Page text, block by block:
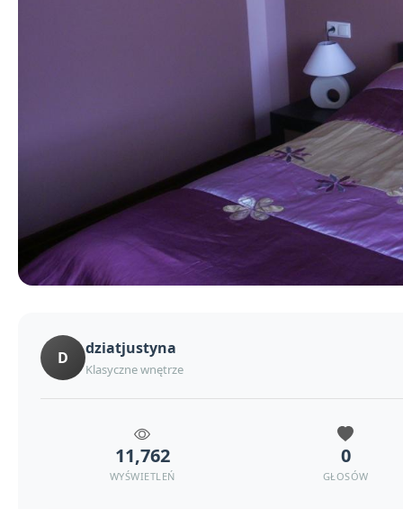
D dziatjustyna
Klasyczne wnętrze
11,762
WYŚWIETLEŃ
0
GŁOSÓW